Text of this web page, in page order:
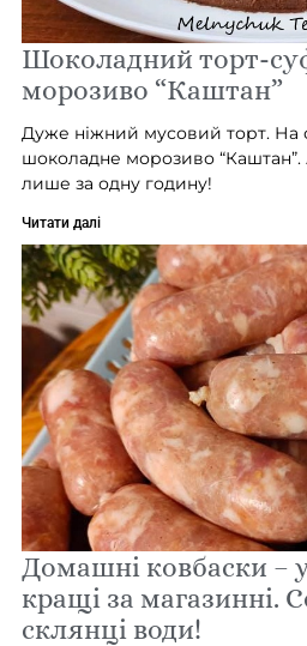
Шоколадний торт-
морозиво “Каштан”
Дуже ніжний мусовий торт. На
шоколадне морозиво “Каштан”.
лише за одну годину!
Читати далі
Домашні ковбаски – у
кращі за магазинні.
склянці води!